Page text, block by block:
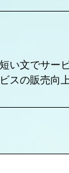
い文でサー
スの販売向